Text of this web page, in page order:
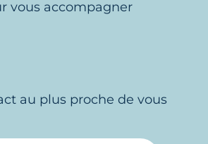
vous accompagner
au plus proche de vous